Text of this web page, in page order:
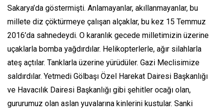
Sakarya’da göstermişti. Anlamayanlar, akıllanmayanlar, bu
millete diz çöktürmeye çalışan alçaklar, bu kez 15 Temmuz
2016’da sahnedeydi. O karanlık gecede milletimizin üzerine
uçaklarla bomba yağdırdılar. Helikopterlerle, ağır silahlarla
ateş açtılar. Tanklarla üzerine yürüdüler. Gazi Meclisimize
saldırdılar. Yetmedi Gölbaşı Özel Harekat Dairesi Başkanlığı
ve Havacılık Dairesi Başkanlığı gibi şehitler ocağı olan,
gururumuz olan aslan yuvalarına kinlerini kustular. Sanki